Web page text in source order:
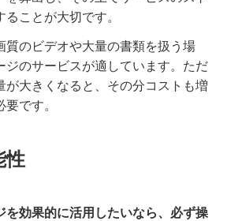
ことが大切です。
質のビデオや大量の書類を扱う場
ジのサービスが適しています。ただ
が大きくなると、その分コストも増
です。
性
を効果的に活用したいなら、必ず操